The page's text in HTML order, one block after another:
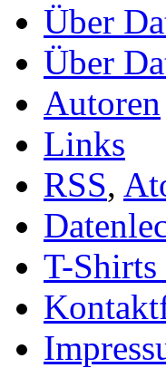
Über
Über
Autoren
Links
RSS,
T-